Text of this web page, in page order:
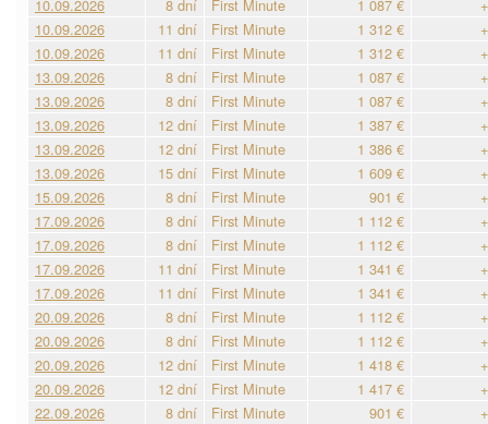
10.09.2026
8 dní First Minute 1 087 €
10.09.2026
11 dní First Minute 1 312 €
10.09.2026
11 dní First Minute 1 312 €
13.09.2026
8 dní First Minute 1 087 €
13.09.2026
8 dní First Minute 1 087 €
13.09.2026
12 dní First Minute 1 387 €
13.09.2026
12 dní First Minute 1 386 €
13.09.2026
15 dní First Minute 1 609 €
15.09.2026
8 dní First Minute 901 €
17.09.2026
8 dní First Minute 1 112 €
17.09.2026
8 dní First Minute 1 112 €
17.09.2026
11 dní First Minute 1 341 €
17.09.2026
11 dní First Minute 1 341 €
20.09.2026
8 dní First Minute 1 112 €
20.09.2026
8 dní First Minute 1 112 €
20.09.2026
12 dní First Minute 1 418 €
20.09.2026
12 dní First Minute 1 417 €
22.09.2026
8 dní First Minute 901 €